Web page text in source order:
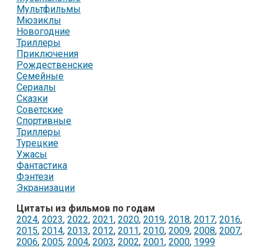
Мультфильмы
Мюзиклы
Новогодние
Триллеры
Приключения
Рождественские
Семейные
Сериалы
Сказки
Советские
Спортивные
Триллеры
Турецкие
Ужасы
Фантастика
Фэнтези
Экранизации
Цитаты из фильмов по годам
2024, 2023, 2022, 2021, 2020, 2019, 2018, 2017, 2016,
2015, 2014, 2013, 2012, 2011, 2010, 2009, 2008, 2007,
2006, 2005, 2004, 2003, 2002, 2001, 2000, 1999